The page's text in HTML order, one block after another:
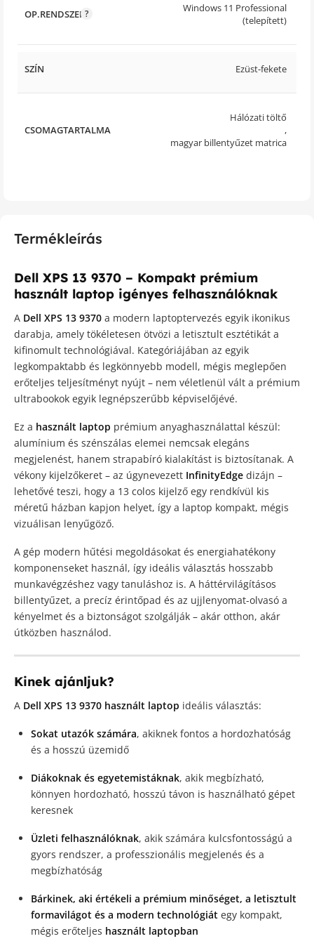
Termékleírás
Dell XPS 13 9370 – Kompakt prémium
használt laptop igényes felhasználóknak
A Dell XPS 13 9370 a modern laptoptervezés egyik ikonikus
darabja, amely tökéletesen ötvözi a letisztult esztétikát a
kifinomult technológiával. Kategóriájában az egyik
legkompaktabb és legkönnyebb modell, mégis meglepően
erőteljes teljesítményt nyújt – nem véletlenül vált a prémium
ultrabookok egyik legnépszerűbb képviselőjévé.
Ez a használt laptop prémium anyaghasználattal készül:
alumínium és szénszálas elemei nemcsak elegáns
megjelenést, hanem strapabíró kialakítást is biztosítanak. A
vékony kijelzőkeret – az úgynevezett InfinityEdge dizájn –
lehetővé teszi, hogy a 13 colos kijelző egy rendkívül kis
méretű házban kapjon helyet, így a laptop kompakt, mégis
vizuálisan lenyűgöző.
A gép modern hűtési megoldásokat és energiahatékony
komponenseket használ, így ideális választás hosszabb
munkavégzéshez vagy tanuláshoz is. A háttérvilágításos
billentyűzet, a precíz érintőpad és az ujjlenyomat-olvasó a
kényelmet és a biztonságot szolgálják – akár otthon, akár
útközben használod.
Kinek ajánljuk?
A Dell XPS 13 9370 használt laptop ideális választás:
Sokat utazók számára, akiknek fontos a hordozhatóság
és a hosszú üzemidő
Diákoknak és egyetemistáknak, akik megbízható,
könnyen hordozható, hosszú távon is használható gépet
keresnek
Üzleti felhasználóknak, akik számára kulcsfontosságú a
gyors rendszer, a professzionális megjelenés és a
megbízhatóság
Bárkinek, aki értékeli a prémium minőséget, a letisztult
formavilágot és a modern technológiát egy kompakt,
mégis erőteljes használt laptopban
OP.RENDSZER
Windows 11 Professional
(telepített)
SZÍN Ezüst-fekete
CSOMAGTARTALMA
Hálózati töltő
,
magyar billentyűzet matrica